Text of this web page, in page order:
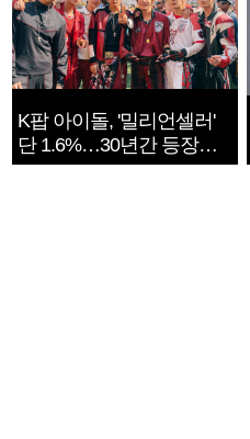
K팝 아이돌, '밀리언셀러'
단 1.6%…30년간 등장
1182개팀 전수조사